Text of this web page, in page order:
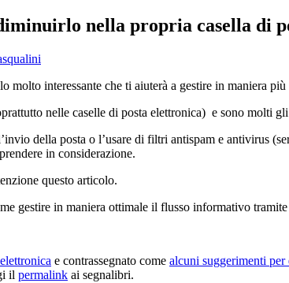
nella propria casella di
molto interessante che ti aiuterà a gestire in maniera
nelle caselle di posta elettronica) e sono molti
della posta o l’usare di filtri antispam e
in considerazione.
questo articolo.
gestire in maniera ottimale il flusso informativo
e contrassegnato come alcuni suggerimenti per
il permalink ai segnalibri.